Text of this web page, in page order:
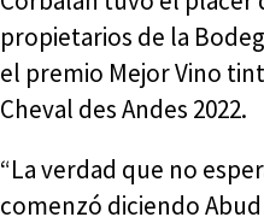
propietarios de la
el premio Mejor Vino
Cheval des Andes 2022.
“La verdad que no
comenzó diciendo